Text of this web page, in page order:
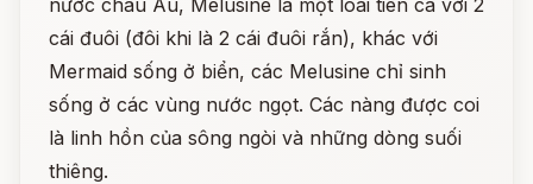
nước châu Âu, Melusine là một loài tiên cá với 2
cái đuôi (đôi khi là 2 cái đuôi rắn), khác với
Mermaid sống ở biển, các Melusine chỉ sinh
sống ở các vùng nước ngọt. Các nàng được coi
là linh hồn của sông ngòi và những dòng suối
thiêng.